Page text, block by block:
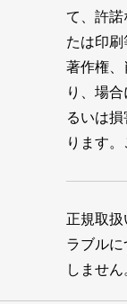
て、許諾
たは印
著作権、
り、場
るいは
ります。
正規取扱
ラブル
しません